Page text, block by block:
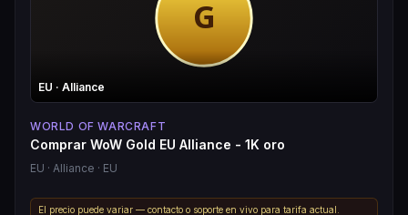
EU · Alliance
WORLD OF WARCRAFT
Comprar WoW Gold EU Alliance - 1K oro
EU · Alliance · EU
El precio puede variar — contacto o soporte en vivo para tarifa actual.